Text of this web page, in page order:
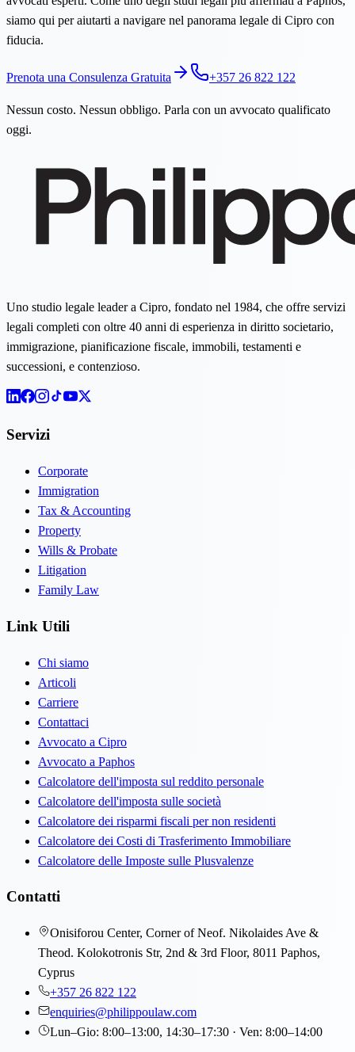
siamo qui per aiutarti a navigare nel panorama legale di Cipro con
fiducia.
Prenota una Consulenza Gratuita +357 26 822 122
Nessun costo. Nessun obbligo. Parla con un avvocato qualificato
oggi.
Uno studio legale leader a Cipro, fondato nel 1984, che offre servizi
legali completi con oltre 40 anni di esperienza in diritto societario,
immigrazione, pianificazione fiscale, immobili, testamenti e
successioni, e contenzioso.
Servizi
Corporate
Immigration
Tax & Accounting
Property
Wills & Probate
Litigation
Family Law
Link Utili
Chi siamo
Articoli
Carriere
Contattaci
Avvocato a Cipro
Avvocato a Paphos
Calcolatore dell'imposta sul reddito personale
Calcolatore dell'imposta sulle società
Calcolatore dei risparmi fiscali per non residenti
Calcolatore dei Costi di Trasferimento Immobiliare
Calcolatore delle Imposte sulle Plusvalenze
Contatti
Onisiforou Center, Corner of Neof. Nikolaides Ave &
Theod. Kolokotronis Str, 2nd & 3rd Floor, 8011 Paphos,
Cyprus
+357 26 822 122
enquiries@philippoulaw.com
Lun–Gio: 8:00–13:00, 14:30–17:30 · Ven: 8:00–14:00